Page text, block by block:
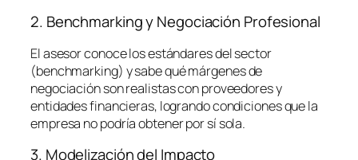
2. Benchmarking y Negociación Profesional
El asesor conoce los estándares del sector
(benchmarking) y sabe qué márgenes de
negociación son realistas con proveedores y
entidades financieras, logrando condiciones que la
empresa no podría obtener por sí sola.
3. Modelización del Impacto